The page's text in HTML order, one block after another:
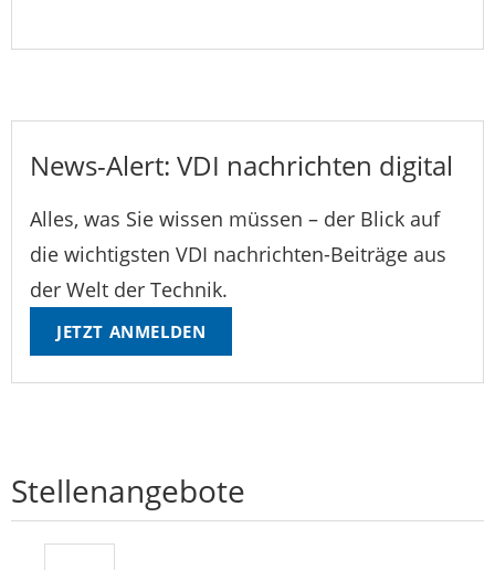
News-Alert: VDI nachrichten digital
Alles, was Sie wissen müssen – der Blick auf
die wichtigsten VDI nachrichten-Beiträge aus
der Welt der Technik.
JETZT ANMELDEN
Stellenangebote